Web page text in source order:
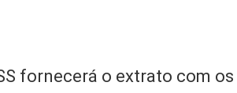
fornecerá o extrato com